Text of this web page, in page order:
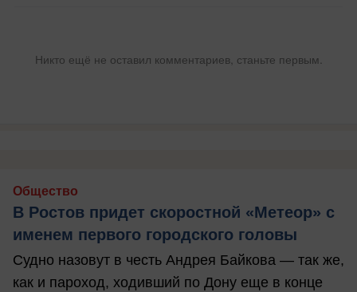
Никто ещё не оставил комментариев, станьте первым.
Общество
В Ростов придет скоростной «Метеор» с
именем первого городского головы
Судно назовут в честь Андрея Байкова — так же,
как и пароход, ходивший по Дону еще в конце